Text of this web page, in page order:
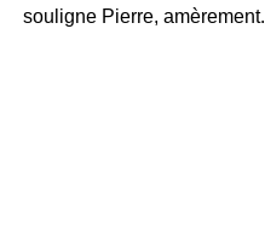
souligne Pierre, amèrement.